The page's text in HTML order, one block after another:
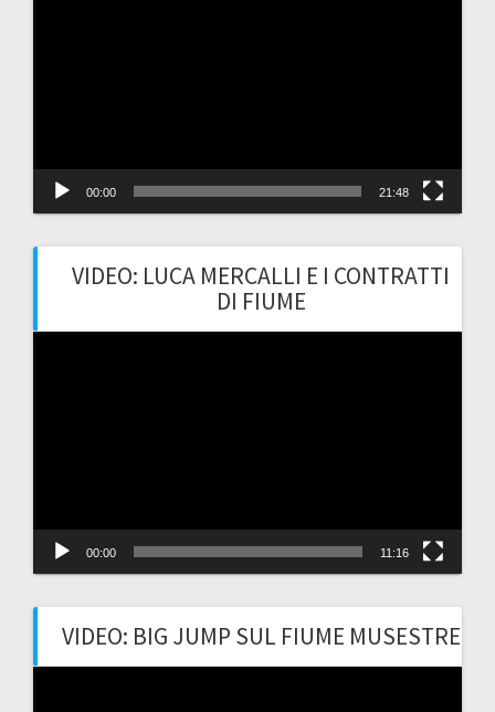
00:00 21:48
VIDEO: LUCA MERCALLI E I CONTRATTI
DI FIUME
00:00 11:16
VIDEO: BIG JUMP SUL FIUME MUSESTRE